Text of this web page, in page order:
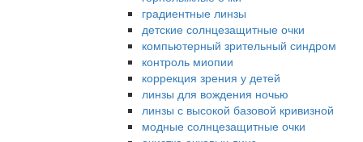
градиентные линзы
детские солнцезащитные очки
компьютерный зрительный синдром
контроль миопии
коррекция зрения у детей
линзы для вождения ночью
линзы с высокой базовой кривизной
модные солнцезащитные очки